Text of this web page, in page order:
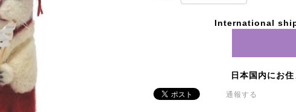
International
日本国内にお
通報する